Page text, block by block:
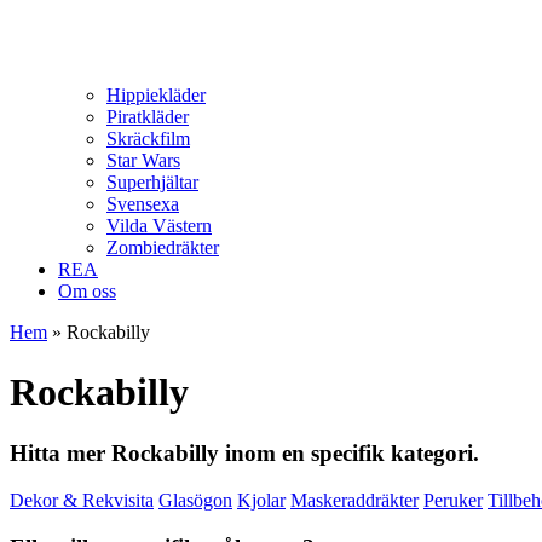
Hippiekläder
Piratkläder
Skräckfilm
Star Wars
Superhjältar
Svensexa
Vilda Västern
Zombiedräkter
REA
Om oss
Hem » Rockabilly
Rockabilly
Hitta mer Rockabilly inom en specifik kategori.
Dekor & Rekvisita Glasögon Kjolar Maskeraddräkter Peruker